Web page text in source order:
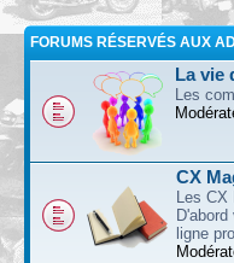
FORUMS RÉSERVÉS AUX
La vie
Les
CX
Les CX
ligne